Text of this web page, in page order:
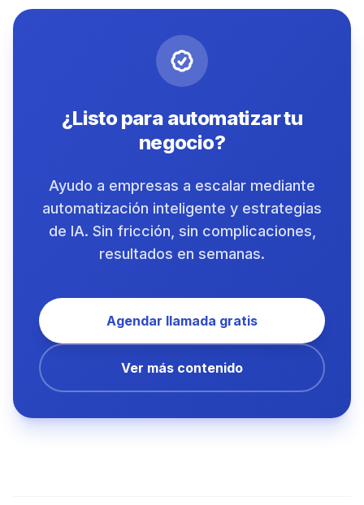
¿Listo para automatizar tu
negocio?
Ayudo a empresas a escalar mediante
automatización inteligente y estrategias
de IA. Sin fricción, sin complicaciones,
resultados en semanas.
Agendar llamada gratis
Ver más contenido